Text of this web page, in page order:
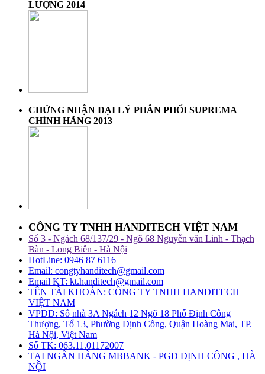
LƯỢNG 2014
CHỨNG NHẬN ĐẠI LÝ PHÂN PHỐI SUPREMA
CHÍNH HÃNG 2013
CÔNG TY TNHH HANDITECH VIỆT NAM
Số 3 - Ngách 68/137/29 - Ngõ 68 Nguyễn văn Linh - Thạch
Bàn - Long Biên - Hà Nội
HotLine: 0946 87 6116
Email: congtyhanditech@gmail.com
Email KT: kt.handitech@gmail.com
TÊN TÀI KHOẢN: CÔNG TY TNHH HANDITECH
VIỆT NAM
VPDD: Số nhà 3A Ngách 12 Ngõ 18 Phố Định Công
Thượng, Tổ 13, Phường Định Công, Quận Hoàng Mai, TP.
Hà Nội, Việt Nam
Số TK: 063.11.01172007
TẠI NGÂN HÀNG MBBANK - PGD ĐỊNH CÔNG , HÀ
NỘI